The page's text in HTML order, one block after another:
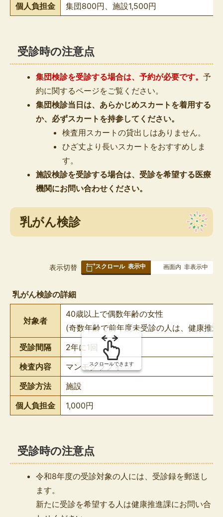
個人負担金
集団800円、施設1,500円
受診時の注意点
集団検診を受診する場合は、予約が必要です。予
約に関するページをご覧ください。
集団検診当日は、あらかじめスカートを着用する
か、必ずスカートを持参してください。
検査用スカートの貸出しはありません。
ひざ丈より長いスカートをおすすめしま
す。
施設検診を受診する場合は、受診を希望する医療
機関にお問い合わせください。
乳がん検診
表
み
の
表示切替 スクロール 表示中 画面内 非表示中
乳がん検診の詳細
対象者
40歳以上で偶数年齢の女性
(奇数年齢で前年度未受診の人は、健康推
受診間隔
2年に1回
検査内容
マンモグラフィ
受診方法
施設
個人負担金
1,000円
スクロールできます
受診時の注意点
令和8年度の受診対象の人には、受診録を郵送し
ます。
新たに受診を希望する人は健康推進課にお問い合